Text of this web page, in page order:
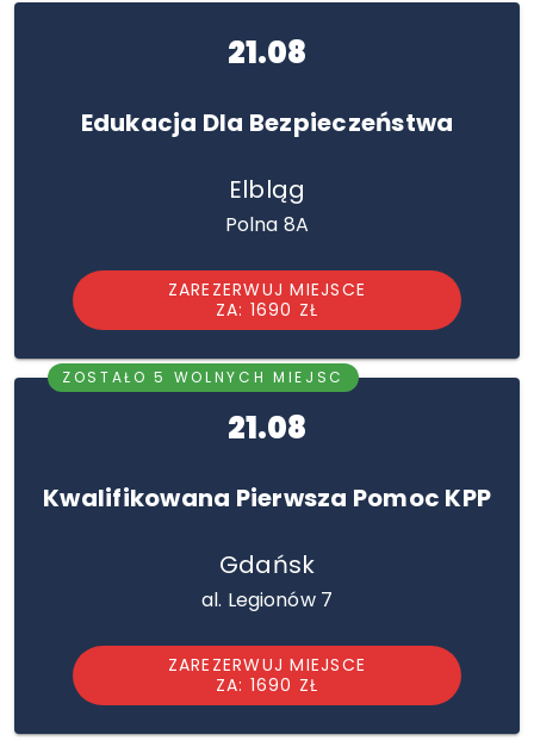
21.08
Edukacja Dla Bezpieczeństwa
Elbląg
Polna 8A
ZAREZERWUJ MIEJSCE
ZA: 1690 ZŁ
ZOSTAŁO 5 WOLNYCH MIEJSC
21.08
Kwalifikowana Pierwsza Pomoc KPP
Gdańsk
al. Legionów 7
ZAREZERWUJ MIEJSCE
ZA: 1690 ZŁ